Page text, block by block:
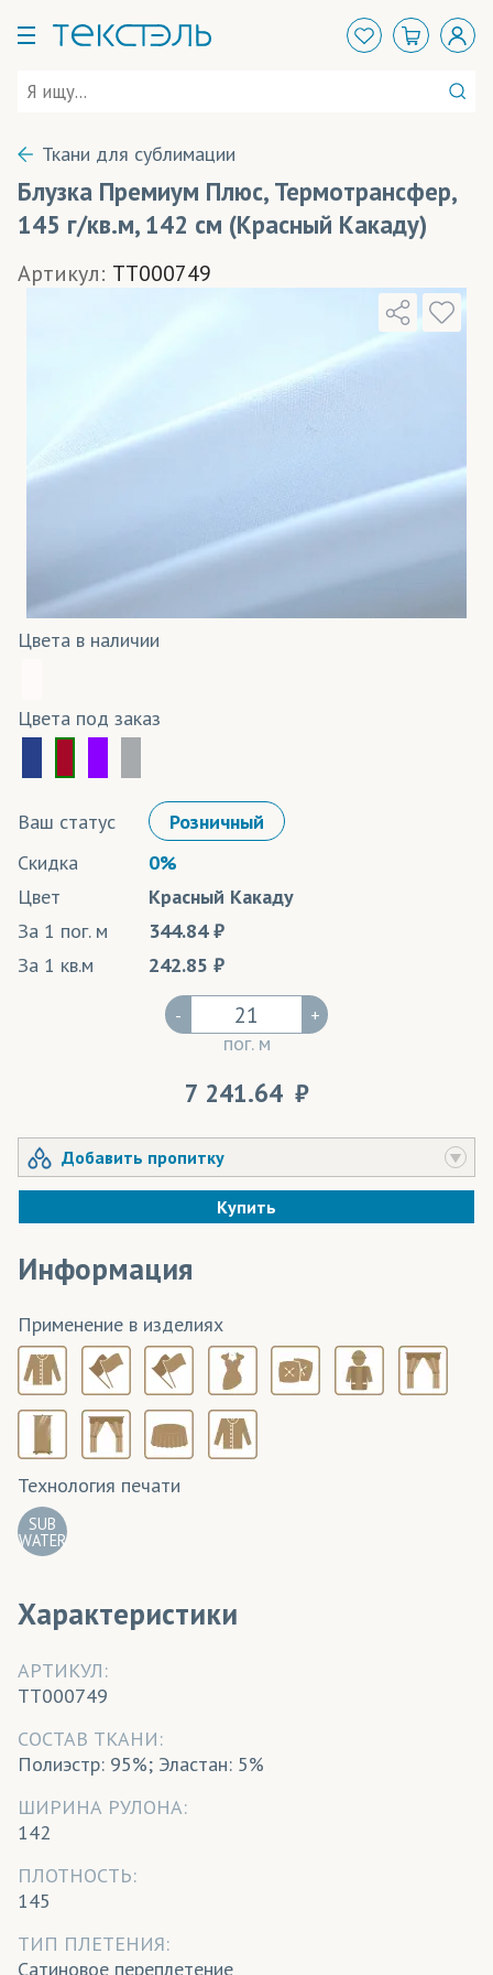
Ткани для сублимации
Блузка Премиум Плюс, Термотрансфер,
145 г/кв.м, 142 см (Красный Какаду)
Артикул: TT000749
Цвета в наличии
Цвета под заказ
Ваш статус
Розничный
Скидка
0%
Цвет
Красный Какаду
За 1 пог. м
344.84
За 1 кв.м
242.85
-
пог. м
+
7 241.64
Добавить пропитку
Купить
Информация
Применение в изделиях
Технология печати
SUB
WATER
Характеристики
АРТИКУЛ:
TT000749
CОСТАВ ТКАНИ:
Полиэстр: 95%; Эластан: 5%
ШИРИНА РУЛОНА:
142
ПЛОТНОСТЬ:
145
ТИП ПЛЕТЕНИЯ:
Сатиновое переплетение